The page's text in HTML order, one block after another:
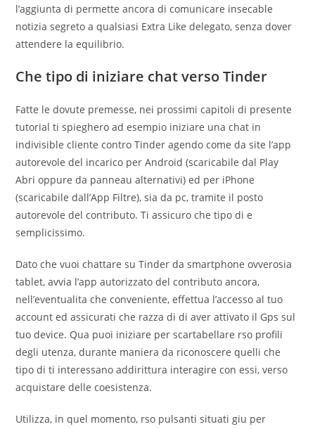
l’aggiunta di permette ancora di comunicare insecable
notizia segreto a qualsiasi Extra Like delegato, senza dover
attendere la equilibrio.
Che tipo di iniziare chat verso Tinder
Fatte le dovute premesse, nei prossimi capitoli di presente
tutorial ti spieghero ad esempio iniziare una chat in
indivisible cliente contro Tinder agendo come da site l’app
autorevole del incarico per Android (scaricabile dal Play
Abri oppure da panneau alternativi) ed per iPhone
(scaricabile dall’App Filtre), sia da pc, tramite il posto
autorevole del contributo. Ti assicuro che tipo di e
semplicissimo.
Dato che vuoi chattare su Tinder da smartphone ovverosia
tablet, avvia l’app autorizzato del contributo ancora,
nell’eventualita che conveniente, effettua l’accesso al tuo
account ed assicurati che razza di di aver attivato il Gps sul
tuo device. Qua puoi iniziare per scartabellare rso profili
degli utenza, durante maniera da riconoscere quelli che
tipo di ti interessano addirittura interagire con essi, verso
acquistare delle coesistenza.
Utilizza, in quel momento, rso pulsanti situati giu per